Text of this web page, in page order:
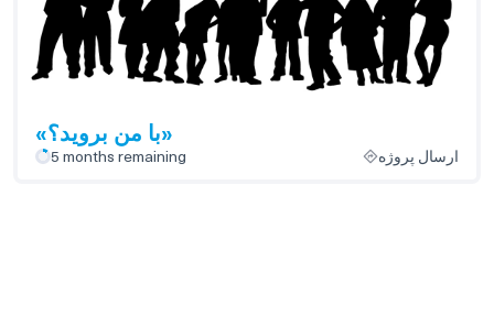
«با من بروید؟»
5 months remaining ارسال پروژه